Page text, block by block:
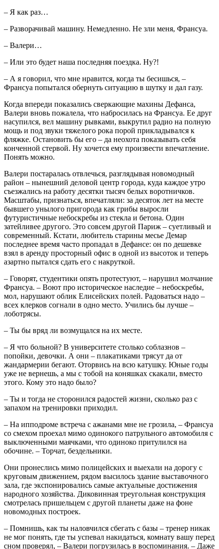
– Я как раз…
– Разворачивай машину. Немедленно. Не зли меня, Франсуа.
– Валери…
– Или это будет наша последняя поездка. Ну?!
– А я говорил, что мне нравится, когда ты бесишься, –
Франсуа попытался обернуть ситуацию в шутку и дал газу.
Когда впереди показались сверкающие махины Дефанса,
Валери вновь пожалела, что набросилась на Франсуа. Ее друг
насупился, вел машину рывками, выкрутил радио на полную
мощь и под звуки тяжелого рока порой прикладывался к
фляжке. Остановить бы его – да неохота показывать себя
конченной стервой. Ну хочется ему произвести впечатление.
Понять можно.
Валери постаралась отвлечься, разглядывая новомодный
район – нынешний деловой центр города, куда каждое утро
съезжались на работу десятки тысяч белых воротничков.
Масштабы, признаться, впечатляли: за десяток лет на месте
бывшего унылого пригорода как грибы выросли
футуристичные небоскребы из стекла и бетона. Один
затейливее другого. Это совсем другой Париж – суетливый и
современный. Кстати, любитель старины месье Демар
последнее время часто пропадал в Дефансе: он по дешевке
взял в аренду просторный офис в одной из высоток и теперь
азартно пытался сдать его с накруткой.
– Говорят, студентики опять протестуют, – нарушил молчание
Франсуа. – Воют про историческое наследие – небоскребы,
мол, нарушают облик Елисейских полей. Радоваться надо –
всех клерков согнали в одно место. Учились бы лучше –
лоботрясы.
– Ты бы вряд ли возмущался на их месте.
– Я что больной? В университете столько соблазнов –
попойки, девочки. А они – плакатиками трясут да от
жандармерии бегают. Оторвись на всю катушку. Юные годы
уже не вернешь, а мы с тобой на коняшках скакали, вместо
этого. Кому это надо было?
– Ты и тогда не сторонился радостей жизни, сколько раз с
запахом на тренировки приходил.
– На ипподроме встреча с ажанами мне не грозила, – Франсуа
со смехом проехал мимо одинокого патрульного автомобиля с
выключенными маячками, что одиноко притулился на
обочине. – Торчат, бездельники.
Они пронеслись мимо полицейских и выехали на дорогу с
круговым движением, рядом высилось здание выставочного
зала, где экспонировались самые актуальные достижения
народного хозяйства. Диковинная треугольная конструкция
смотрелась пришельцем с другой планеты даже на фоне
новомодных построек.
– Помнишь, как ты наловчился сбегать с базы – тренер никак
не мог понять, где ты успевал накидаться, комнату вашу перед
сном проверял, – Валери погрузилась в воспоминания. – Даже